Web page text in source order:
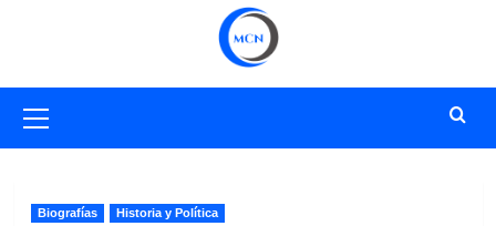
primario
Biografías Historia y Política